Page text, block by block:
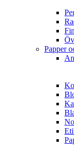
Papper